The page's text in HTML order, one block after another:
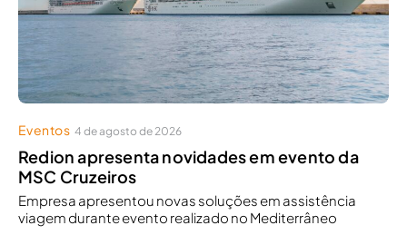
Eventos 4 de agosto de 2026
Redion apresenta novidades em evento da
MSC Cruzeiros
Empresa apresentou novas soluções em assistência
viagem durante evento realizado no Mediterrâneo